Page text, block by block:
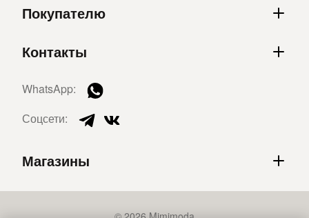
Покупателю
Контакты
WhatsApp:
Соцсети:
Магазины